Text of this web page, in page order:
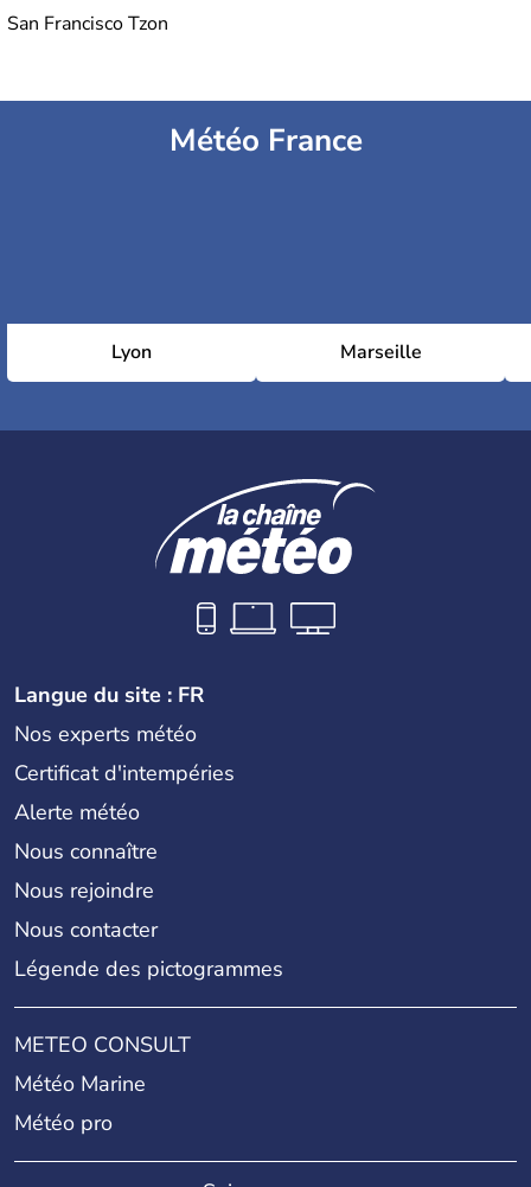
San Francisco Tzon
Météo France
Lyon Marseille
Langue du site : FR
Nos experts météo
Certificat d'intempéries
Alerte météo
Nous connaître
Nous rejoindre
Nous contacter
Légende des pictogrammes
METEO CONSULT
Météo Marine
Météo pro